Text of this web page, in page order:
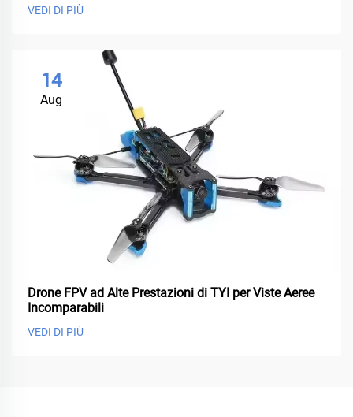
VEDI DI PIÙ
14
Aug
Drone FPV ad Alte Prestazioni di TYI per Viste Aeree
Incomparabili
VEDI DI PIÙ